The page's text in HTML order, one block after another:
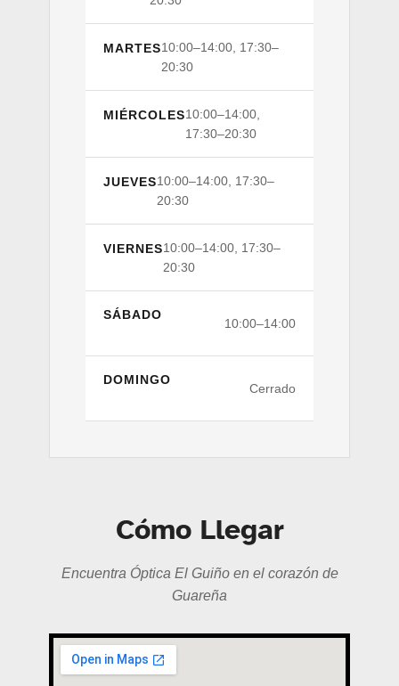
MARTES10:00–14:00, 17:30–
20:30
MIÉRCOLES10:00–14:00,
17:30–20:30
JUEVES10:00–14:00, 17:30–
20:30
VIERNES10:00–14:00, 17:30–
20:30
SÁBADO
10:00–14:00
DOMINGO
Cerrado
Cómo Llegar
Encuentra Óptica El Guiño en el corazón de
Guareña